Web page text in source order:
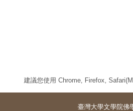
建議您使用 Chrome, Firefox,
臺灣大學文學院佛